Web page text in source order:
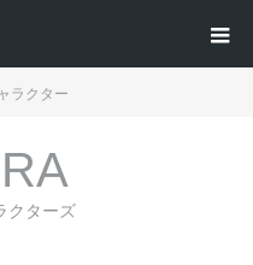
ラクター
クターズ